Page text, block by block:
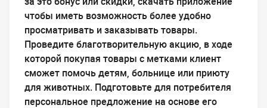
чтобы иметь возможность более удобно
просматривать и заказывать товары.
Проведите благотворительную акцию, в ходе
которой покупая товары с метками клиент
сможет помочь детям, больнице или приюту
для животных. Подготовьте для потребителя
персональное предложение на основе его